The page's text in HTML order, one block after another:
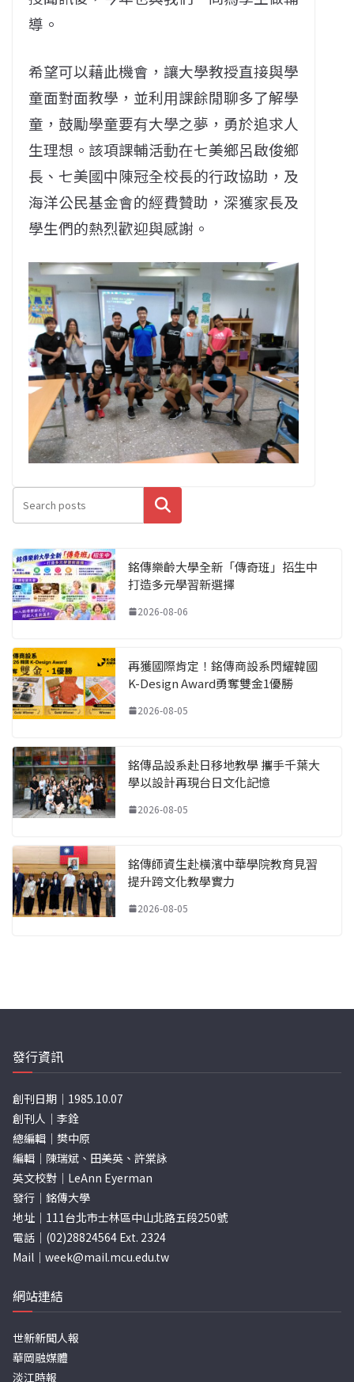
導。
希望可以藉此機會，讓大學教授直接與學
童面對面教學，並利用課餘閒聊多了解學
童，鼓勵學童要有大學之夢，勇於追求人
生理想。該項課輔活動在七美鄉呂啟俊鄉
長、七美國中陳冠全校長的行政協助，及
海洋公民基金會的經費贊助，深獲家長及
學生們的熱烈歡迎與感謝。
搜尋
銘傳樂齡大學全新「傳奇班」招生中
打造多元學習新選擇
2026-08-06
再獲國際肯定！銘傳商設系閃耀韓國
K-Design Award勇奪雙金1優勝
2026-08-05
銘傳品設系赴日移地教學 攜手千葉大
學以設計再現台日文化記憶
2026-08-05
銘傳師資生赴橫濱中華學院教育見習
提升跨文化教學實力
2026-08-05
發行資訊
創刊日期｜1985.10.07
創刊人｜李銓
總編輯｜樊中原
編輯｜陳瑞斌、田美英、許棠詠
英文校對｜LeAnn Eyerman
發行｜銘傳大學
地址｜111台北市士林區中山北路五段250號
電話｜(02)28824564 Ext. 2324
Mail｜ week@mail.mcu.edu.tw
網站連結
世新新聞人報
華岡融媒體
淡江時報